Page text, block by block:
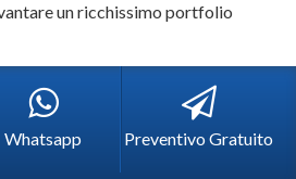
un ricchissimo portfolio
di qualità, fatte per
per svolgere al meglio il loro
per essere degli ottimi
Whatsapp Preventivo Gratuito